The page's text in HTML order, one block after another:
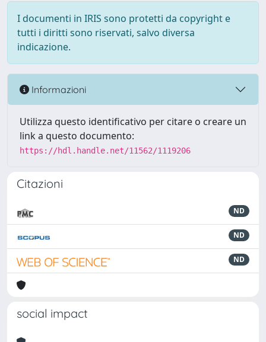
I documenti in IRIS sono protetti da copyright e
tutti i diritti sono riservati, salvo diversa
indicazione.
Informazioni
Utilizza questo identificativo per citare o creare un
link a questo documento:
https://hdl.handle.net/11562/1119206
Citazioni
ND
ND
ND
social impact